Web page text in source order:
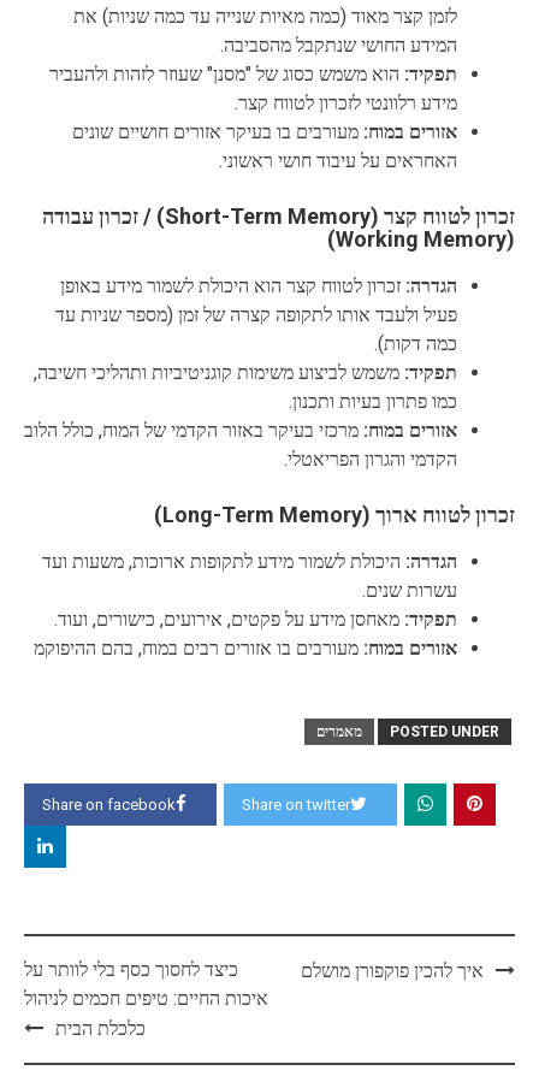
לזמן קצר מאוד (כמה מאיות שנייה עד כמה שניות) את
המידע החושי שנתקבל מהסביבה.
תפקיד: הוא משמש כסוג של "מסנן" שעוזר לזהות ולהעביר
מידע רלוונטי לזכרון לטווח קצר.
אזורים במוח: מעורבים בו בעיקר אזורים חושיים שונים
האחראים על עיבוד חושי ראשוני.
זכרון לטווח קצר (Short-Term Memory) / זכרון עבודה
(Working Memory)
הגדרה: זכרון לטווח קצר הוא היכולת לשמור מידע באופן
פעיל ולעבד אותו לתקופה קצרה של זמן (מספר שניות עד
כמה דקות).
תפקיד: משמש לביצוע משימות קוגניטיביות ותהליכי חשיבה,
כמו פתרון בעיות ותכנון.
אזורים במוח: מרכזי בעיקר באזור הקדמי של המוח, כולל הלוב
הקדמי והגרון הפריאטלי.
זכרון לטווח ארוך (Long-Term Memory)
הגדרה: היכולת לשמור מידע לתקופות ארוכות, משעות ועד
עשרות שנים.
תפקיד: מאחסן מידע על פקטים, אירועים, כישורים, ועוד.
אזורים במוח: מעורבים בו אזורים רבים במוח, בהם ההיפוקמ
POSTED UNDER מאמרים
Share on facebook Share on twitter
Postאיך להכין פוקפורן מושלם
כיצד לחסוך כסף בלי לוותר על
איכות החיים: טיפים חכמים לניהול
כלכלת הבית